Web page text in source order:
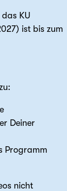
KU
ist bis zum
Deiner
Programm
nicht